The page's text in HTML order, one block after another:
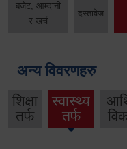
बजेट, आम्दानी
र खर्च
दस्तावेज
अन्य विवरणहरु
शिक्षा
तर्फ
स्वास्थ्य
तर्फ